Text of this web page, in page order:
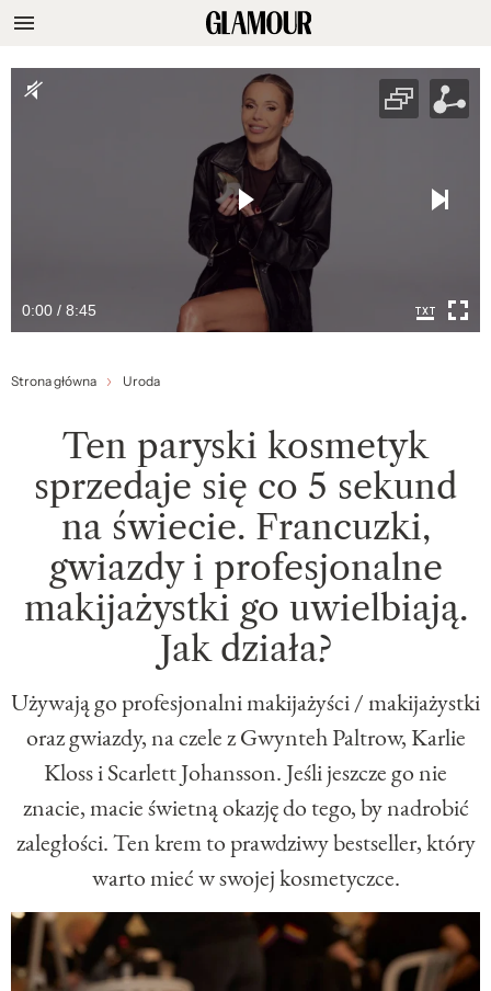
0:00 / 8:45
Strona główna Uroda
Ten paryski kosmetyk
sprzedaje się co 5 sekund
na świecie. Francuzki,
gwiazdy i profesjonalne
makijażystki go uwielbiają.
Jak działa?
Używają go profesjonalni makijażyści / makijażystki
oraz gwiazdy, na czele z Gwynteh Paltrow, Karlie
Kloss i Scarlett Johansson. Jeśli jeszcze go nie
znacie, macie świetną okazję do tego, by nadrobić
zaległości. Ten krem to prawdziwy bestseller, który
warto mieć w swojej kosmetyczce.